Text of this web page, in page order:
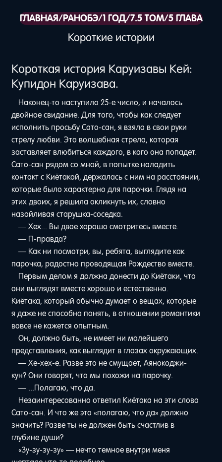
ГЛАВНАЯ/РАНОБЭ/1 ГОД/7.5 ТОМ/5 ГЛАВА
Короткие истории
Короткая история Каруизавы Кей:
Купидон Каруизава.
Наконец-то наступило 25-е число, и началось
двойное свидание. Для того, чтобы как следует
исполнить просьбу Сато-сан, я взяла в свои руки
стрелу любви. Это волшебная стрела, которая
заставляет влюбиться каждого, в кого она попадет.
Сато-сан рядом со мной, в попытке наладить
контакт с Киётакой, держалась с ним на расстоянии,
которые было характерно для парочки. Глядя на
этих двоих, я решила окликнуть их, словно
назойливая старушка-соседка.
— Хех... Вы двое хорошо смотритесь вместе.
— П-правда?
— Как ни посмотри, вы, ребята, выглядите как
парочка, радостно проводящая Рождество вместе.
Первым делом я должна донести до Киётаки, что
они выглядят вместе хорошо и естественно.
Киётака, который обычно думает о вещах, которые
я даже не способна понять, в отношении романтики
вовсе не кажется опытным.
Он, должно быть, не имеет ни малейшего
представления, как выглядит в глазах окружающих.
— Хе-хех-е. Разве это не смущает, Аянокоджи-
кун? Они говорят, что мы похожи на парочку.
— ...Полагаю, что да.
Незаинтересованно ответил Киётака на эти слова
Сато-сан. И что же это «полагаю, что да» должно
значить? Разве ты не должен быть счастлив в
глубине души?
«Зу-зу-зу-зу» — нечто темное внутри меня